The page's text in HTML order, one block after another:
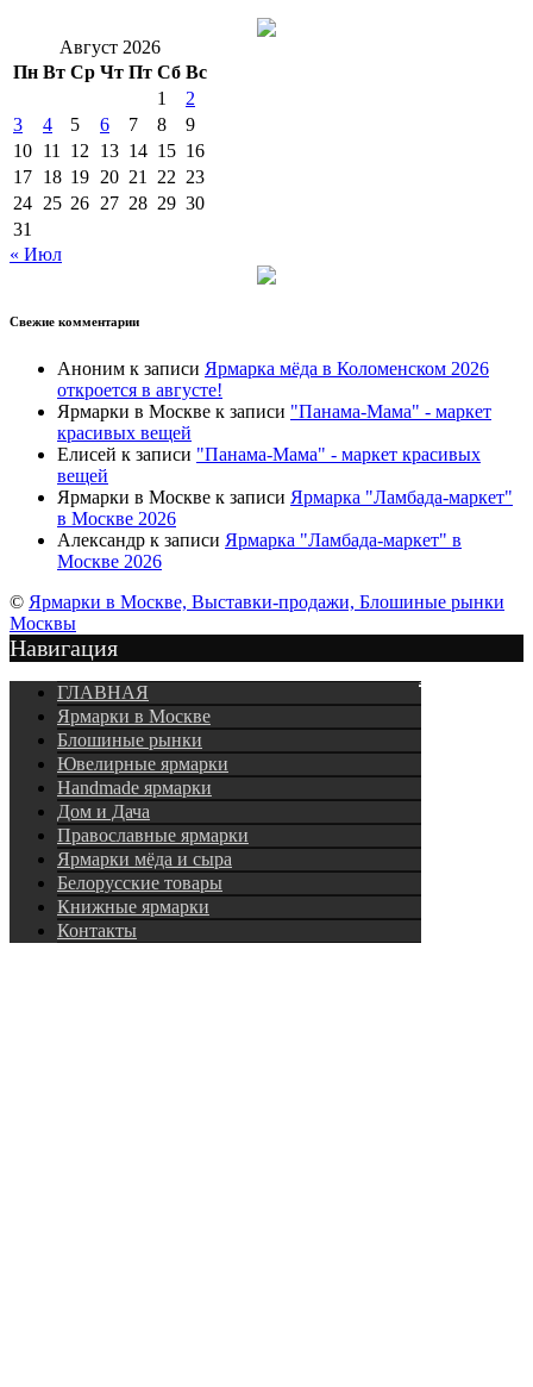
Август 2026
Пн Вт Ср Чт Пт Сб Вс
1
2
3
4 5 6 7 8
9
10 11 12 13 14 15 16
17 18 19 20 21 22 23
24 25 26 27 28 29 30
31
« Июл
Свежие комментарии
Аноним к записи Ярмарка мёда в Коломенском 2026
откроется в августе!
Ярмарки в Москве к записи "Панама-Мама" - маркет
красивых вещей
Елисей к записи "Панама-Мама" - маркет красивых
вещей
Ярмарки в Москве к записи Ярмарка "Ламбада-маркет"
в Москве 2026
Александр к записи Ярмарка "Ламбада-маркет" в
Москве 2026
© Ярмарки в Москве, Выставки-продажи, Блошиные рынки
Москвы
Навигация
Подписка
ГЛАВНАЯ
Ярмарки в Москве
Блошиные рынки
Ювелирные ярмарки
Нandmade ярмарки
Дом и Дача
Православные ярмарки
Ярмарки мёда и сыра
Белорусские товары
Книжные ярмарки
Контакты